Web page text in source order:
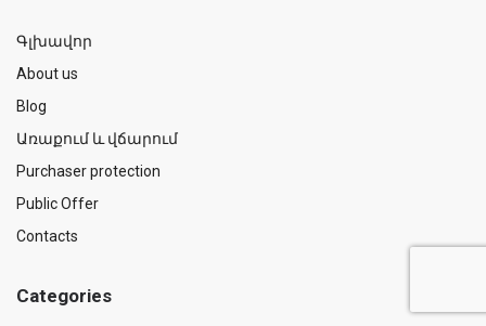
Գլխավոր
About us
Blog
Առաքում և վճարում
Purchaser protection
Public Offer
Contacts
Categories